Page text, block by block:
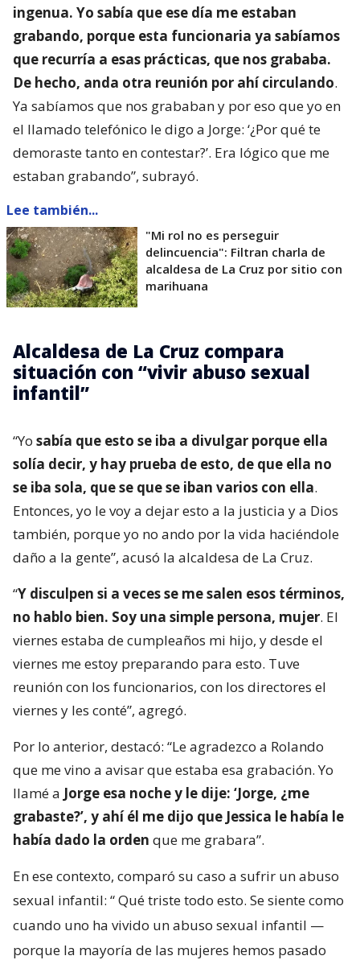
ingenua. Yo sabía que ese día me estaban
grabando, porque esta funcionaria ya sabíamos
que recurría a esas prácticas, que nos grababa.
De hecho, anda otra reunión por ahí circulando.
Ya sabíamos que nos grababan y por eso que yo en
el llamado telefónico le digo a Jorge: ‘¿Por qué te
demoraste tanto en contestar?’. Era lógico que me
estaban grabando”, subrayó.
Lee también...
"Mi rol no es perseguir
delincuencia": Filtran charla de
alcaldesa de La Cruz por sitio con
marihuana
Alcaldesa de La Cruz compara
situación con “vivir abuso sexual
infantil”
“Yo sabía que esto se iba a divulgar porque ella
solía decir, y hay prueba de esto, de que ella no
se iba sola, que se que se iban varios con ella.
Entonces, yo le voy a dejar esto a la justicia y a Dios
también, porque yo no ando por la vida haciéndole
daño a la gente”, acusó la alcaldesa de La Cruz.
“Y disculpen si a veces se me salen esos términos,
no hablo bien. Soy una simple persona, mujer. El
viernes estaba de cumpleaños mi hijo, y desde el
viernes me estoy preparando para esto. Tuve
reunión con los funcionarios, con los directores el
viernes y les conté”, agregó.
Por lo anterior, destacó: “Le agradezco a Rolando
que me vino a avisar que estaba esa grabación. Yo
llamé a Jorge esa noche y le dije: ‘Jorge, ¿me
grabaste?’, y ahí él me dijo que Jessica le había le
había dado la orden que me grabara”.
En ese contexto, comparó su caso a sufrir un abuso
sexual infantil: “Qué triste todo esto. Se siente como
cuando uno ha vivido un abuso sexual infantil —
porque la mayoría de las mujeres hemos pasado